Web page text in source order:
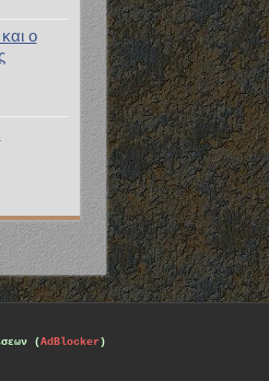
ο
(AdBlocker)